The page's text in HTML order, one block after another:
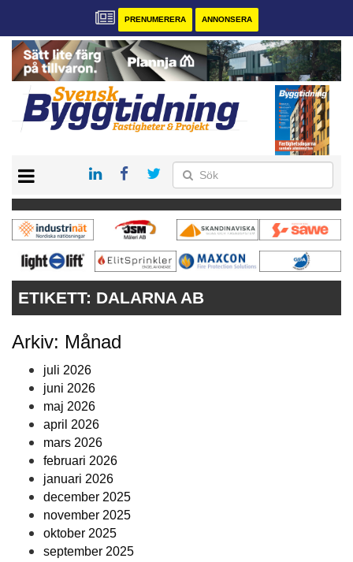
PRENUMERERA ANNONSERA
PRENUMERERA
VÅRA ANDRA MAGASIN
ANNONSERA
ETIKETT: DALARNA AB
Arkiv: Månad
juli 2026
juni 2026
maj 2026
april 2026
mars 2026
februari 2026
januari 2026
december 2025
november 2025
oktober 2025
september 2025